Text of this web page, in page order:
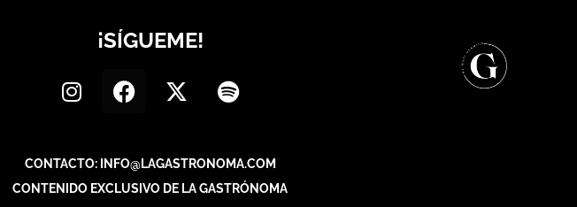
¡SÍGUEME!
CONTACTO: INFO@LAGASTRONOMA.COM
CONTENIDO EXCLUSIVO DE LA GASTRÓNOMA